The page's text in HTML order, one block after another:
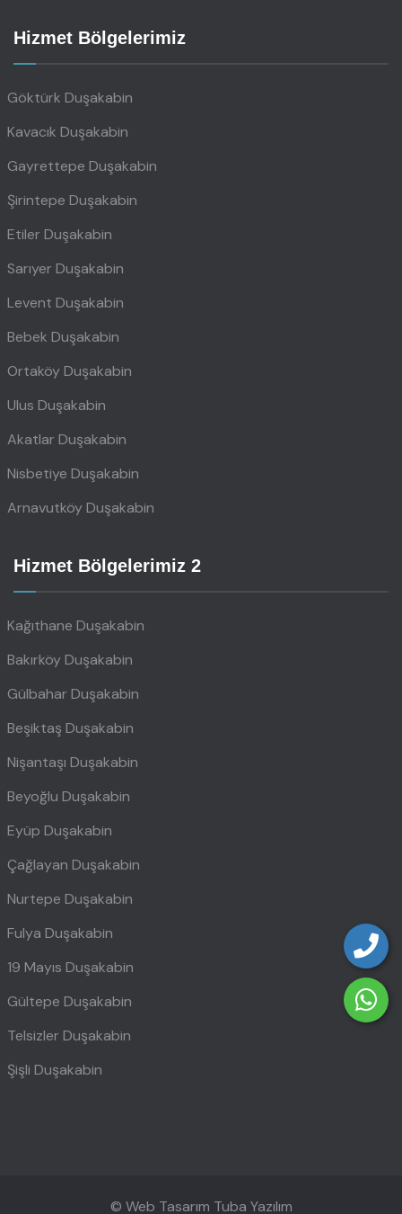
Hizmet Bölgelerimiz
Göktürk Duşakabin
Kavacık Duşakabin
Gayrettepe Duşakabin
Şirintepe Duşakabin
Etiler Duşakabin
Sarıyer Duşakabin
Levent Duşakabin
Bebek Duşakabin
Ortaköy Duşakabin
Ulus Duşakabin
Akatlar Duşakabin
Nisbetiye Duşakabin
Arnavutköy Duşakabin
Hizmet Bölgelerimiz 2
Kağıthane Duşakabin
Bakırköy Duşakabin
Gülbahar Duşakabin
Beşiktaş Duşakabin
Nişantaşı Duşakabin
Beyoğlu Duşakabin
Eyüp Duşakabin
Çağlayan Duşakabin
Nurtepe Duşakabin
Fulya Duşakabin
19 Mayıs Duşakabin
Gültepe Duşakabin
Telsizler Duşakabin
Şişli Duşakabin
© Web Tasarım Tuba Yazılım